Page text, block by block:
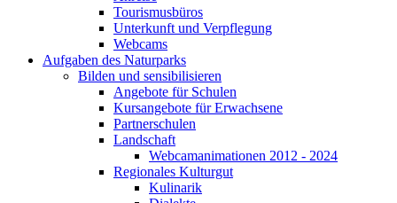
Tourismusbüros
Unterkunft und Verpflegung
Webcams
Aufgaben des Naturparks
Bilden und sensibilisieren
Angebote für Schulen
Kursangebote für Erwachsene
Partnerschulen
Landschaft
Webcamanimationen 2012 - 2024
Regionales Kulturgut
Kulinarik